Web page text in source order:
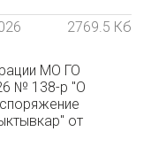
2769.5 Кб
МО ГО
№ 138-р "О
от